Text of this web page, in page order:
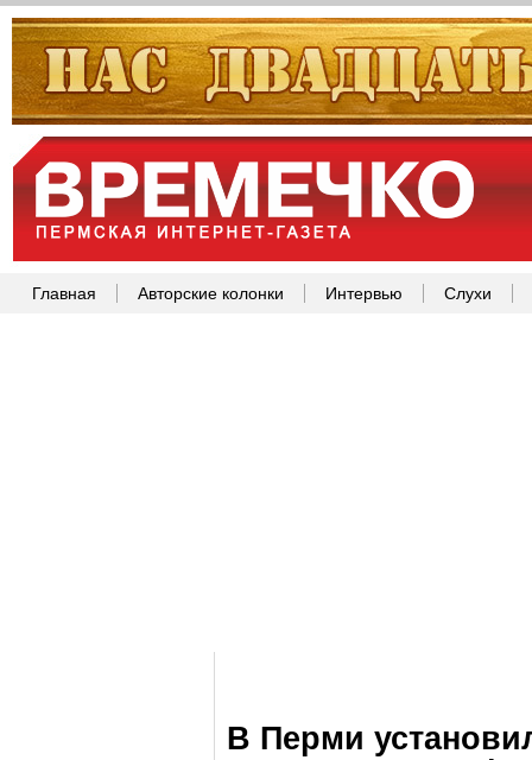
Главная Авторские колонки Интервью Слухи
В Перми